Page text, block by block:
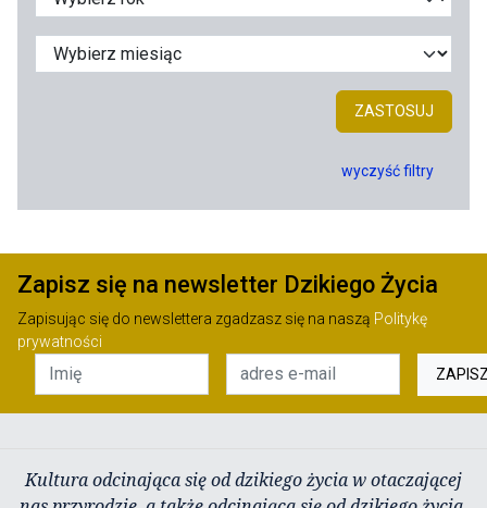
ZASTOSUJ
wyczyść filtry
Zapisz się na newsletter Dzikiego Życia
Zapisując się do newslettera zgadzasz się na naszą Politykę
prywatności
Kultura odcinająca się od dzikiego życia w otaczającej